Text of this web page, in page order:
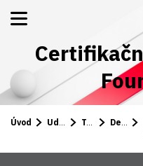
Úvod Udalosti a kurzy Testy DevOps